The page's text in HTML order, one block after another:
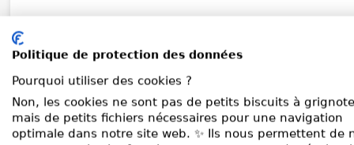
Politique de protection des données
Pourquoi utiliser des cookies ?
Non, les cookies ne sont pas de petits biscuits à
mais de petits fichiers nécessaires pour une navigation
optimale dans notre site web. ✨ Ils nous permettent de